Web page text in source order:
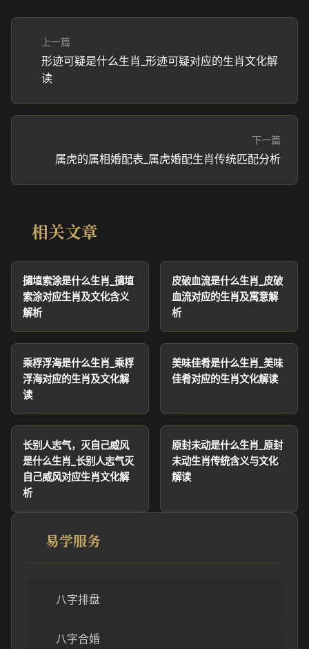
上一篇
形迹可疑是什么生肖_形迹可疑对应的生肖文化解
读
下一篇
属虎的属相婚配表_属虎婚配生肖传统匹配分析
相关文章
擿埴索涂是什么生肖_擿埴
索涂对应生肖及文化含义
解析
皮破血流是什么生肖_皮破
血流对应的生肖及寓意解
析
乘桴浮海是什么生肖_乘桴
浮海对应的生肖及文化解
读
美味佳肴是什么生肖_美味
佳肴对应的生肖文化解读
长别人志气，灭自己威风
是什么生肖_长别人志气灭
自己威风对应生肖文化解
析
原封未动是什么生肖_原封
未动生肖传统含义与文化
解读
易学服务
八字排盘
八字合婚